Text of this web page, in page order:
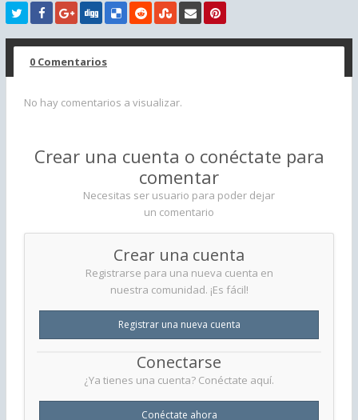
0 Comentarios
No hay comentarios a visualizar.
Crear una cuenta o conéctate para
comentar
Necesitas ser usuario para poder dejar
un comentario
Crear una cuenta
Registrarse para una nueva cuenta en
nuestra comunidad. ¡Es fácil!
Registrar una nueva cuenta
Conectarse
¿Ya tienes una cuenta? Conéctate aquí.
Conéctate ahora